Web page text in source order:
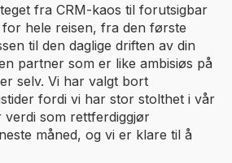
fra CRM-kaos til forutsigbar
hele reisen, fra den første
til den daglige driften av din
partner som er like ambisiøs på
selv. Vi har valgt bort
fordi vi har stor stolthet i vår
verdi som rettferdiggjør
måned, og vi er klare til å